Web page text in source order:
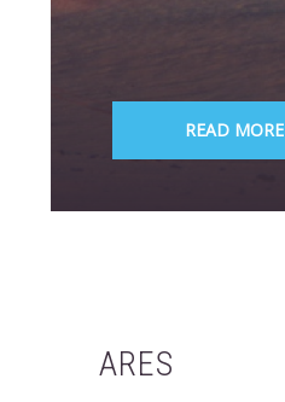
READ MORE
ARES